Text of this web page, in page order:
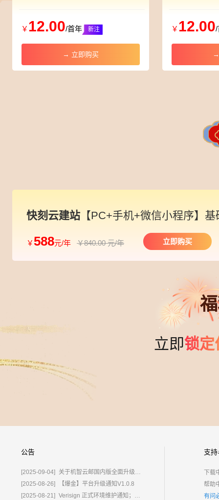
￥ 12.00/首年
→ 立即购买
￥ 12.00/
→
快刻云建站 【PC+手机+微信小程序】基
￥ 588元/年 ￥840.00 元/年 立即购买
立即锁定
公告
[2025-09-04]
关于机智云邮国内版全面升级为%E2%80%9C鲸炫邮%E2%80%9D的通知
[2025-08-26]
【爆金】平台升级通知V1.0.8
[2025-08-21] Verisign 正式环境维护通知；含域名.com/.net
支
下载
帮助
有问